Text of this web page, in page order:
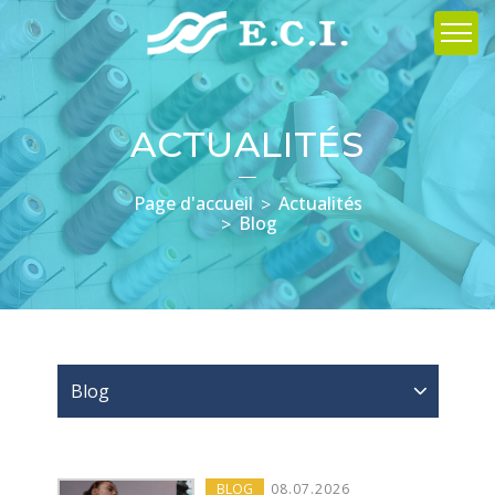
ACTUALITÉS
Page d'accueil
Actualités
Blog
Blog
BLOG 08.07.2026